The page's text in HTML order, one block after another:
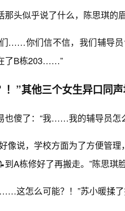
那头似乎说了什么，陈思琪的
……你们信不信，我们辅导
了B栋203……”
！”其他三个女生异口同
也傻了：“我……我的辅导员怎
像说，学校方面为了方便管
到A栋修好了再搬走。”陈思琪
这怎么可能？！”苏小暖揉